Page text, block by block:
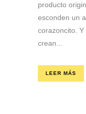
producto
esconden un
corazoncito.
crean...
LEER MÁS